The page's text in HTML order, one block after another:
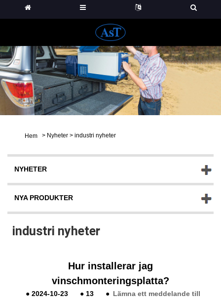
Hem > Nyheter > industri nyheter
NYHETER
NYA PRODUKTER
industri nyheter
Hur installerar jag
vinschmonteringsplatta?
● 2024-10-23 ● 13 ● Lämna ett meddelande till